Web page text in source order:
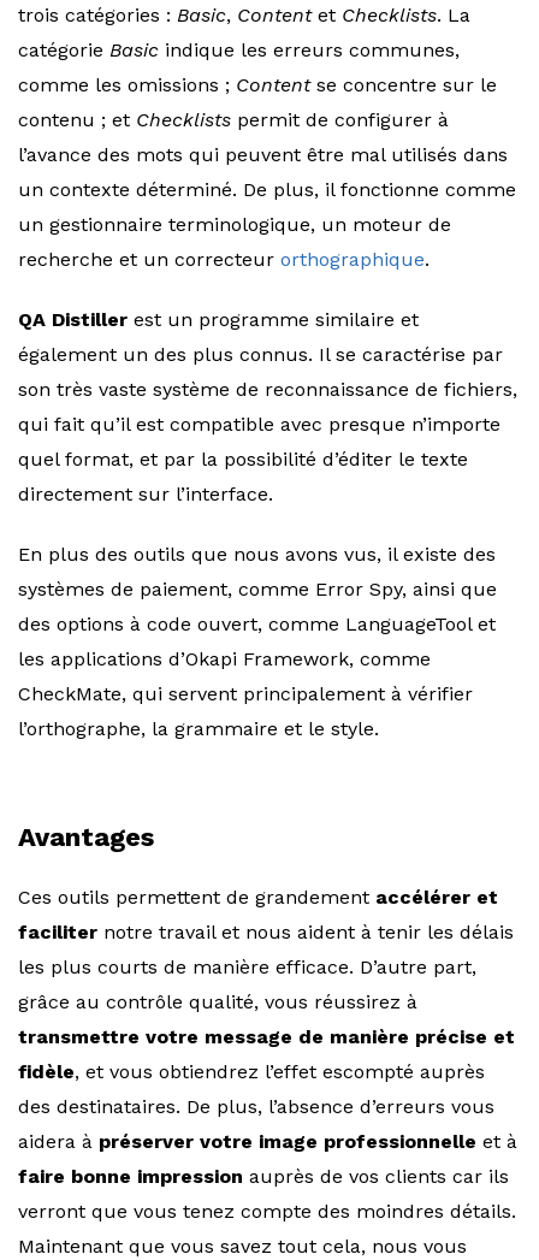
trois catégories : Basic, Content et Checklists. La
catégorie Basic indique les erreurs communes,
comme les omissions ; Contentse concentre sur le
contenu ; et Checklists permit de configurer à
l’avance des mots qui peuvent être mal utilisés dans
un contexte déterminé. De plus, il fonctionne comme
un gestionnaire terminologique, un moteur de
recherche et un correcteur orthographique.
QA Distiller est un programme similaire et
également un des plus connus. Il se caractérise par
son très vaste système de reconnaissance de fichiers,
qui fait qu’il est compatible avec presque n’importe
quel format, et par la possibilité d’éditer le texte
directement sur l’interface.
En plus des outils que nous avons vus, il existe des
systèmes de paiement, comme Error Spy, ainsi que
des options à code ouvert, comme LanguageTool et
les applications d’Okapi Framework, comme
CheckMate, qui servent principalement à vérifier
l’orthographe, la grammaire et le style.
Avantages
Ces outils permettent de grandement accélérer et
faciliter notre travail et nous aident à tenir les délais
les plus courts de manière efficace. D’autre part,
grâce au contrôle qualité, vous réussirez à
transmettre votre message de manière précise et
fidèle, et vous obtiendrez l’effet escompté auprès
des destinataires. De plus, l’absence d’erreurs vous
aidera à préserver votre image professionnelle et à
faire bonne impression auprès de vos clients car ils
verront que vous tenez compte des moindres détails.
Maintenant que vous savez tout cela, nous vous